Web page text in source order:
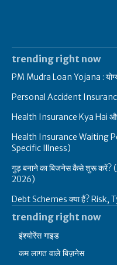
trending right now
PM Mudra Loan Yojana :
Personal Accident Insurance
Health Insurance Kya Hai और
Health Insurance Waiting
Specific Illness)
गुड़ बनाने का बिजनेस कैसे शुरू
2026)
Debt Schemes क्या हैं? Risk,
trending right now
इंश्योरेंस गाइड
कम लागत वाले बिज़नेस